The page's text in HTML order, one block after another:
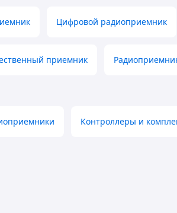
Цифровой радиоприемник
приемник
Контроллеры и